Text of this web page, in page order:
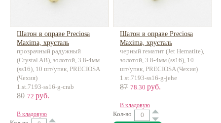
Шатон в оправе Preciosa
Maxima, хрусталь
прозрачный радужный
(Crystal AB), золотой, 3.8-4мм
(ss16), 10 шт/упак, PRECIOSA
(Чехия)
1.st.7193-ss16-g-crab
80 72 руб.
В кладовую
Шатон в оправе Preciosa
Maxima, хрусталь
черный гематит (Jet Hematite),
золотой, 3.8-4мм (ss16), 10
шт/упак, PRECIOSA (Чехия)
1.st.7193-ss16-g-jehe
87 78.30 руб.
В кладовую
Кол-во